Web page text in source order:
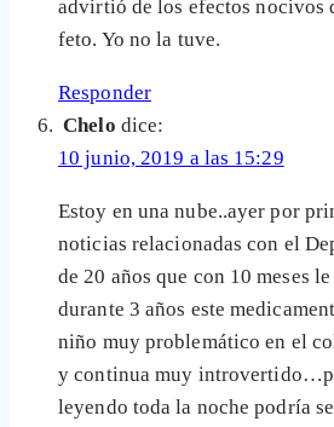
advirtió de los efectos nocivos
feto. Yo no la tuve.
Responder
Chelo dice:
10 junio, 2019 a las 15:29
Estoy en una nube..ayer por
noticias relacionadas con el
de 20 años que con 10 meses
durante 3 años este
niño muy problemático en el
y continua muy
leyendo toda la noche podría